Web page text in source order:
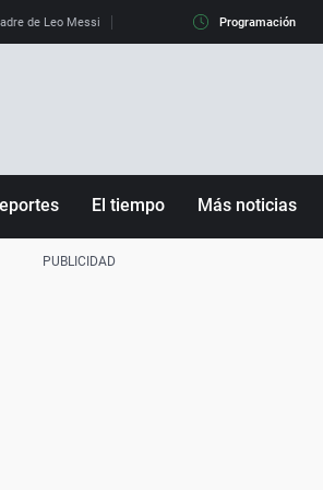
de Leo Messi La diferencia entre observar el
Programación
El tiempo Más noticias